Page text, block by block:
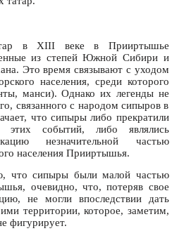
в XIII веке в Прииртышье
из степей Южной Сибири и
Это время связывают с уходом
населения, среди которого
манси). Однако их легенды не
связанного с народом сипыров в
что сипыры либо прекратили
этих событий, либо являлись
незначительной частью
населения Прииртышья.
что сипыры были малой частью
очевидно, что, потеряв свое
не могли впоследствии дать
территории, которое, заметим,
фигурирует.